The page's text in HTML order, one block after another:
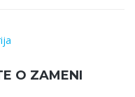
O ZAMENI